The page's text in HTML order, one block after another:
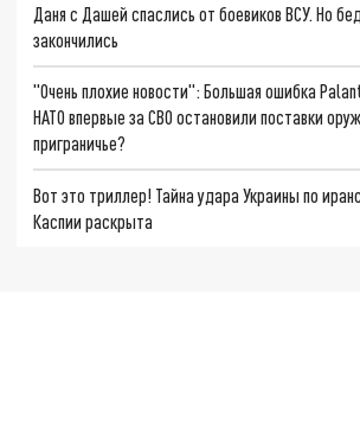
Даня с Дашей спаслись от боевиков ВСУ. Но
закончились
"Очень плохие новости": Большая ошибка
НАТО впервые за СВО остановили поставки
приграничье?
Вот это триллер! Тайна удара Украины по
Каспии раскрыта